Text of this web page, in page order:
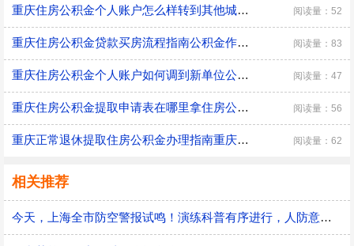
重庆住房公积金个人账户怎么样转到其他城市住房公积金个人账户异地转出办理指南 阅读量：52
重庆住房公积金贷款买房流程指南公积金作用是什么 阅读量：83
重庆住房公积金个人账户如何调到新单位公积金如何补缴 阅读量：47
重庆住房公积金提取申请表在哪里拿住房公积金提取申请表怎么填 阅读量：56
重庆正常退休提取住房公积金办理指南重庆退休职工公积金怎么取 阅读量：62
相关推荐
今天，上海全市防空警报试鸣！演练科普有序进行，人防意识“声入人心”